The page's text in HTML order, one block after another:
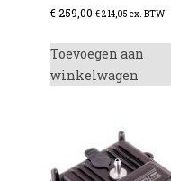
€259,00 €214,05 ex. BTW
Toevoegen aan
winkelwagen